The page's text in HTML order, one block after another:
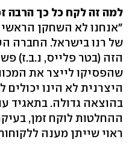
למה זה לקח כל כך הרבה
"אנחנו לא השחקן
של רנו בישראל. החברה
הזה (בטר פלייס, נ.ב.ז)
שהפסיקו לייצר את
היצרנית לא הינו
בהוצאה גדולה. בתאגיד
ההחלטות לוקח זמן,
ראוי שייתן מענה